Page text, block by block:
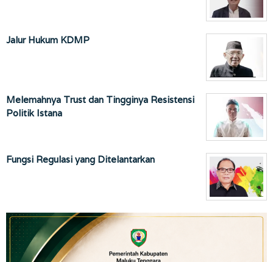
Jalur Hukum KDMP
Melemahnya Trust dan Tingginya Resistensi
Politik Istana
Fungsi Regulasi yang Ditelantarkan